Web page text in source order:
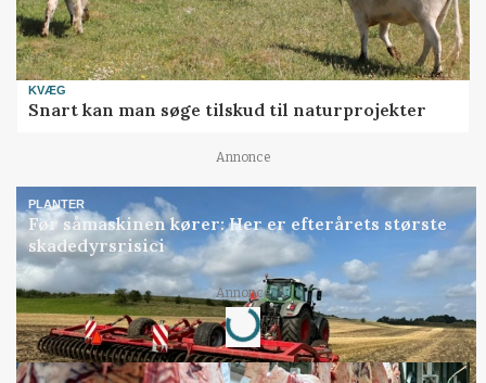
KVÆG
Snart kan man søge tilskud til naturprojekter
Annonce
PLANTER
Før såmaskinen kører: Her er efterårets største
skadedyrsrisici
Annonce
Loading...